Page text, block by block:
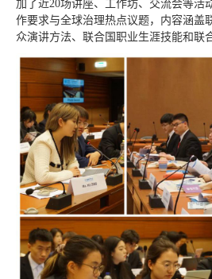
加了近20场讲座、工作坊、交流会等活
作要求与全球治理热点议题，内容涵盖
众演讲方法、联合国职业生涯技能和联